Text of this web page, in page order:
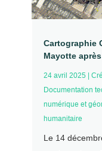
Cartographie
Mayotte
24 avril 2025
Documentation
numérique et
humanitaire
Le 14